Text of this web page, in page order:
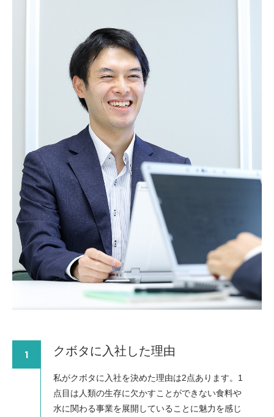
1 クボタに入社した理由
私がクボタに入社を決めた理由は2点あります。1
点目は人類の生存に欠かすことができない食料や
水に関わる事業を展開していることに魅力を感じ